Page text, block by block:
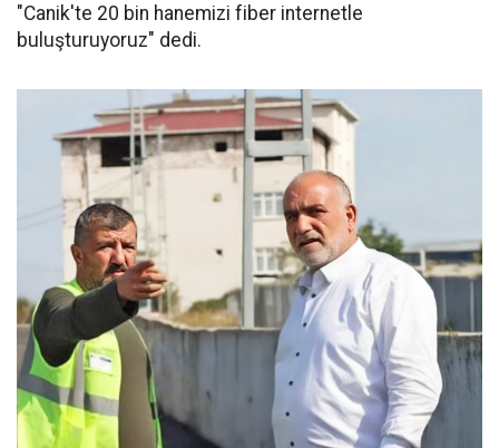
"Canik'te 20 bin hanemizi fiber internetle
buluşturuyoruz" dedi.